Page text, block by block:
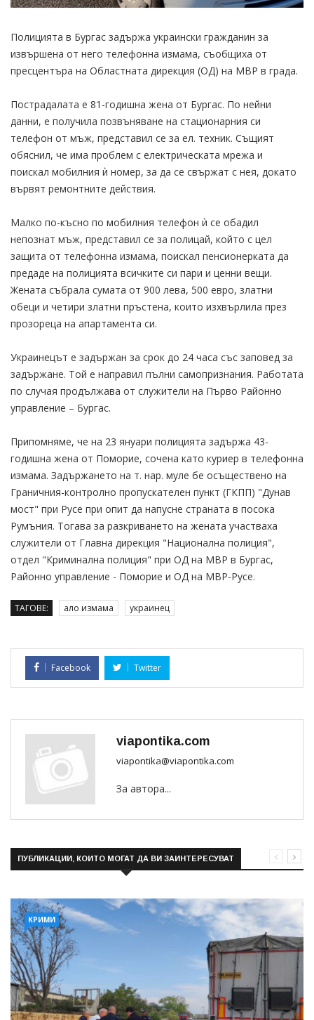
Полицията в Бургас задържа украински гражданин за
извършена от него телефонна измама, съобщиха от
пресцентъра на Областната дирекция (ОД) на МВР в града.
Пострадалата е 81-годишна жена от Бургас. По нейни
данни, е получила позвъняване на стационарния си
телефон от мъж, представил се за ел. техник. Същият
обяснил, че има проблем с електрическата мрежа и
поискал мобилния ѝ номер, за да се свържат с нея, докато
вървят ремонтните действия.
Малко по-късно по мобилния телефон ѝ се обадил
непознат мъж, представил се за полицай, който с цел
защита от телефонна измама, поискал пенсионерката да
предаде на полицията всичките си пари и ценни вещи.
Жената събрала сумата от 900 лева, 500 евро, златни
обеци и четири златни пръстена, които изхвърлила през
прозореца на апартамента си.
Украинецът е задържан за срок до 24 часа със заповед за
задържане. Той е направил пълни самопризнания. Работата
по случая продължава от служители на Първо Районно
управление – Бургас.
Припомняме, че на 23 януари полицията задържа 43-
годишна жена от Поморие, сочена като куриер в телефонна
измама. Задържането на т. нар. муле бе осъществено на
Граничния-контролно пропускателен пункт (ГКПП) "Дунав
мост" при Русе при опит да напусне страната в посока
Румъния. Тогава за разкриването на жената участваха
служители от Главна дирекция "Национална полиция",
отдел "Криминална полиция" при ОД на МВР в Бургас,
Районно управление - Поморие и ОД на МВР-Русе.
ТАГОВЕ: ало измама украинец
Facebook Twitter
viapontika.com
viapontika@viapontika.com
За автора...
ПУБЛИКАЦИИ, КОИТО МОГАТ ДА ВИ ЗАИНТЕРЕСУВАТ
КРИМИ